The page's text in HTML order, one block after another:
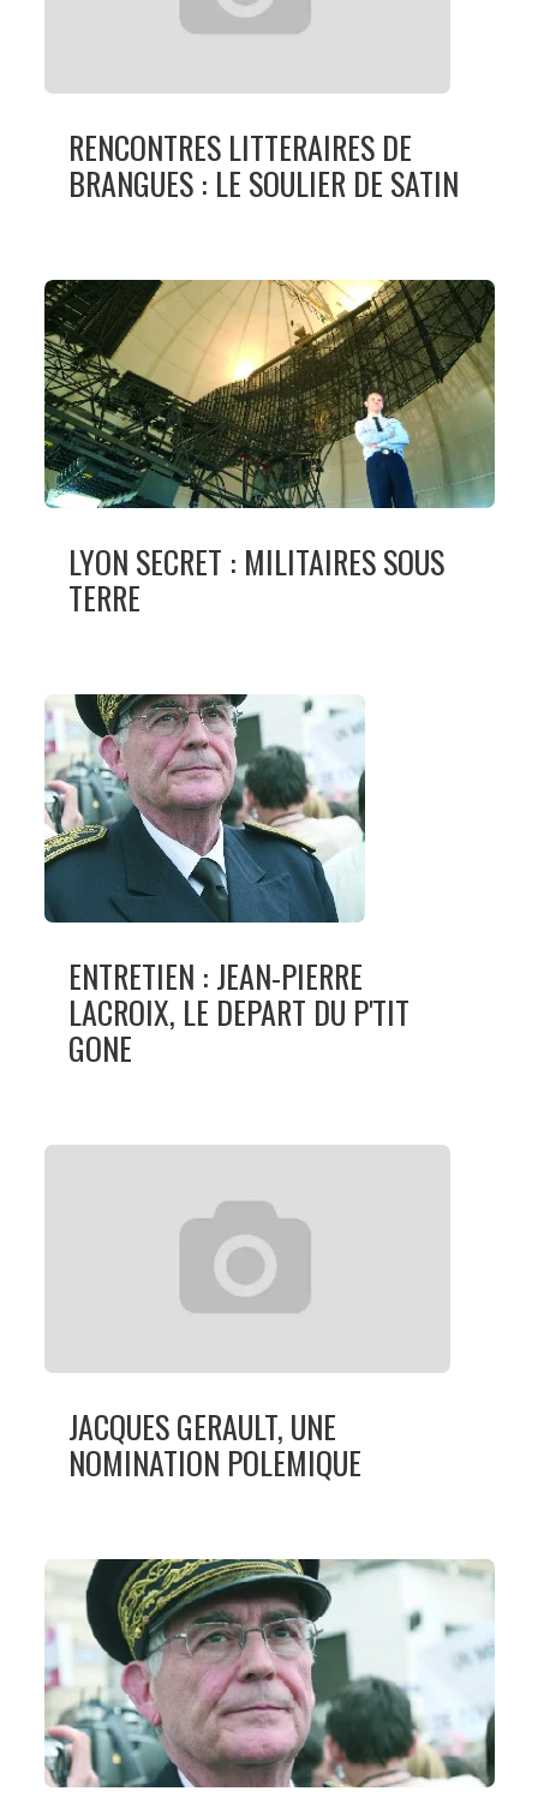
RENCONTRES LITTERAIRES DE
BRANGUES : LE SOULIER DE SATIN
LYON SECRET : MILITAIRES SOUS
TERRE
ENTRETIEN : JEAN-PIERRE
LACROIX, LE DEPART DU P'TIT
GONE
JACQUES GERAULT, UNE
NOMINATION POLEMIQUE